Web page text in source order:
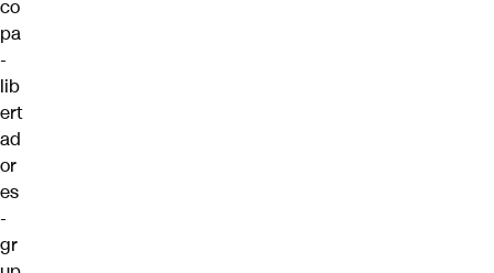
co
pa
-
lib
ert
ad
or
es
-
gr